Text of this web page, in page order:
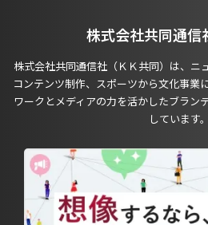
株式会社共同通信
株式会社共同通信社（ＫＫ共同）は、ニ
コンテンツ制作、スポーツから文化事業
ワークとメディアの力を活かしたブラン
しています。